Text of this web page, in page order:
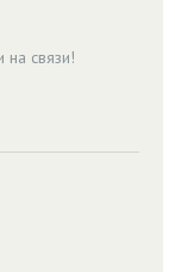
на связи!